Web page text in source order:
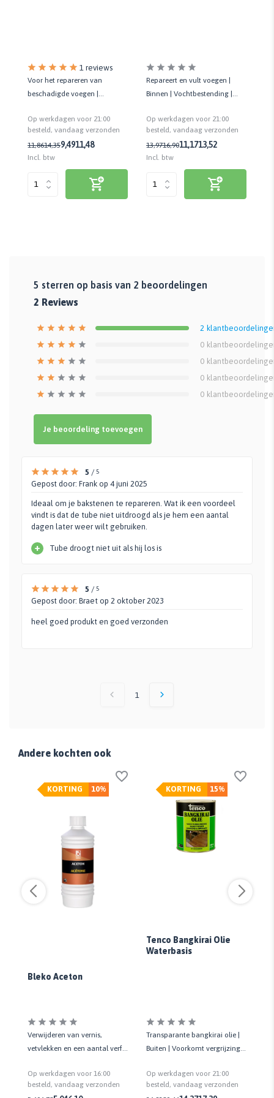
1 reviews
Voor het repareren van
beschadigde voegen |
regenbestendig
Op werkdagen voor 21:00
besteld, vandaag verzonden
11,8614,359,4911,48
Incl. btw
Repareert en vult voegen |
Binnen | Vochtbestending |
Op werkdagen voor 21:00
besteld, vandaag verzonden
13,9716,9011,1713,52
Incl. btw
5 sterren op basis van 2 beoordelingen
2 Reviews
2
0
0
0
0
Je beoordeling toevoegen
5 / 5
Gepost door: Frank op 4 juni 2025
Ideaal om je bakstenen te repareren. Wat ik een voordeel
vindt is dat de tube niet uitdroogd als je hem een aantal
dagen later weer wilt gebruiken.
+ Tube droogt niet uit als hij los is
5 / 5
Gepost door: Braet op 2 oktober 2023
heel goed produkt en goed verzonden
1
Andere kochten ook
10%
KORTING
Bleko Aceton
Verwijderen van vernis,
vetvlekken en een aantal verf-
liter
Op werkdagen voor 16:00
besteld, vandaag verzonden
15%
KORTING
Tenco Bangkirai Olie
Waterbasis
Transparante bangkirai olie |
Buiten | Voorkomt vergrijzing |
Op werkdagen voor 21:00
besteld, vandaag verzonden